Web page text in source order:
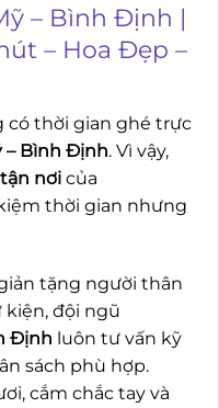
– Bình Định |
– Hoa Đẹp –
có thời gian ghé trực
– Bình Định. Vì vậy,
nơi của
thời gian nhưng
tặng người thân
kiện, đội ngũ
Định luôn tư vấn kỹ
sách phù hợp.
cắm chắc tay và